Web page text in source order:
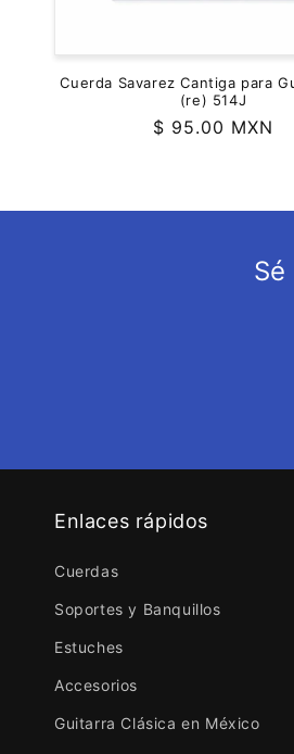
:
Cuerda Savarez Cantiga para
(re) 514J
Precio
$ 95.00 MXN
Enlaces rápidos
Cuerdas
Soportes y Banquillos
Estuches
Accesorios
Guitarra Clásica en México